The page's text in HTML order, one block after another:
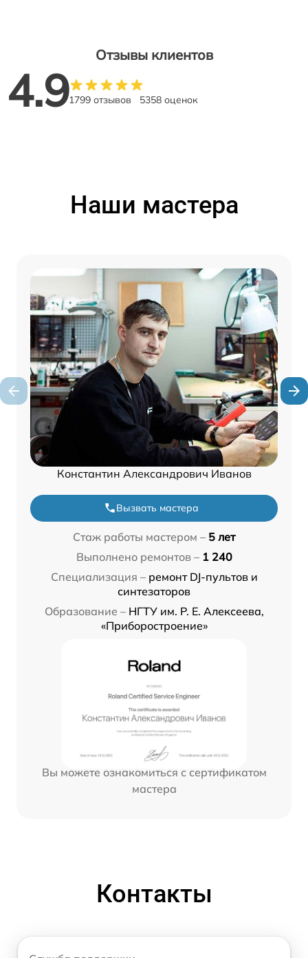
Отзывы клиентов
4.91799 отзывов 5358 оценок
Наши мастера
Константин Александрович Иванов
Вызвать мастера
Стаж работы мастером – 5 лет
Выполнено ремонтов – 1 240
Специализация – ремонт DJ-пультов и
синтезаторов
Образование – НГТУ им. Р. Е. Алексеева,
«Приборостроение»
Вы можете ознакомиться с сертификатом
мастера
Контакты